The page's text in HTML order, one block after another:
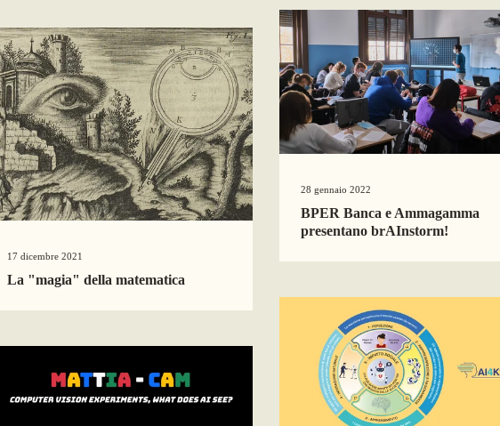
28 gennaio 2022
BPER Banca e Ammagamma
presentano brAInstorm!
17 dicembre 2021
La "magia" della matematica